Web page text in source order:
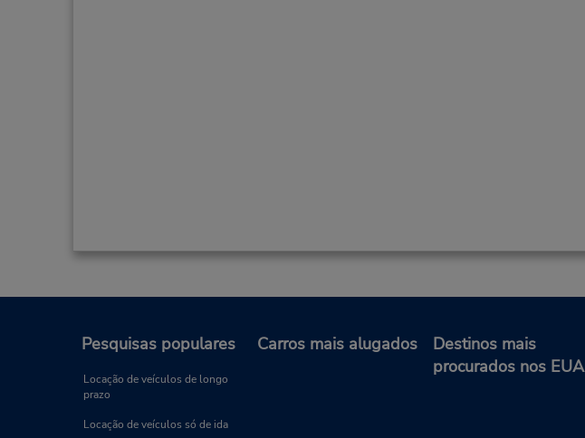
Pesquisas populares
Locação de veículos de longo
prazo
Locação de veículos só de ida
Carros mais alugados
Destinos mais
procurados nos EUA